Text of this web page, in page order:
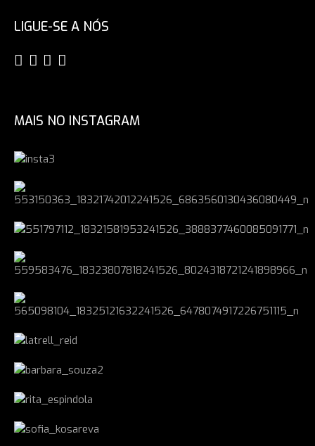
LIGUE-SE A NÓS
MAIS NO INSTAGRAM